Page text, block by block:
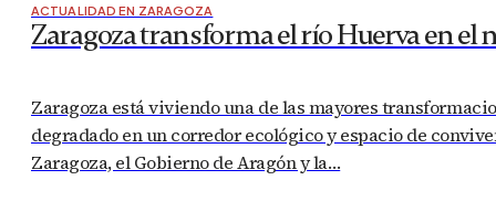
ACTUALIDAD EN ZARAGOZA
Zaragoza transforma el río Huerva en el
Zaragoza está viviendo una de las mayores
degradado en un corredor ecológico y espacio de
Zaragoza, el Gobierno de Aragón y la…